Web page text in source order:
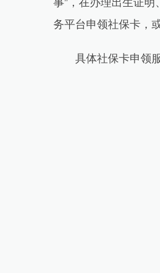
事”，在办理出生证
务平台申领社保卡，
具体社保卡申领服